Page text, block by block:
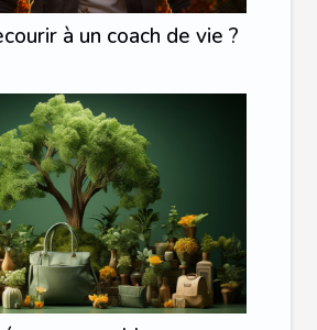
à un coach de vie ?